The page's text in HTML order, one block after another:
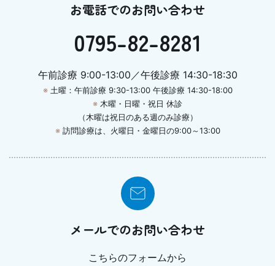
お電話でのお問い合わせ
0795-82-8281
午前診療 9:00-13:00／午後診療 14:30-18:30
※土曜：午前診療 9:30-13:00 午後診療 14:30-18:00
※ 木曜・日曜・祝日 休診
（木曜は祝日のある週のみ診療）
※訪問診療は、火曜日・金曜日の9:00～13:00
メールでのお問い合わせ
こちらのフォームから